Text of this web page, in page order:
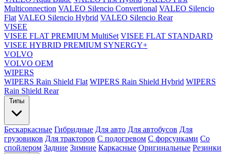
Multiconnection VALEO Silencio Convertional VALEO Silencio
Flat VALEO Silencio Hybrid VALEO Silencio Rear
VISEE
VISEE FLAT PREMIUM MultiSet VISEE FLAT STANDARD
VISEE HYBRID PREMIUM SYNERGY+
VOLVO
VOLVO OEM
WIPERS
WIPERS Rain Shield Flat WIPERS Rain Shield Hybrid WIPERS
Rain Shield Rear
Типы
Бескаркасные Гибридные Для авто Для автобусов Для
грузовиков Для тракторов С подогревом С форсунками Со
спойлером Задние Зимние Каркасные Оригинальные Резинки